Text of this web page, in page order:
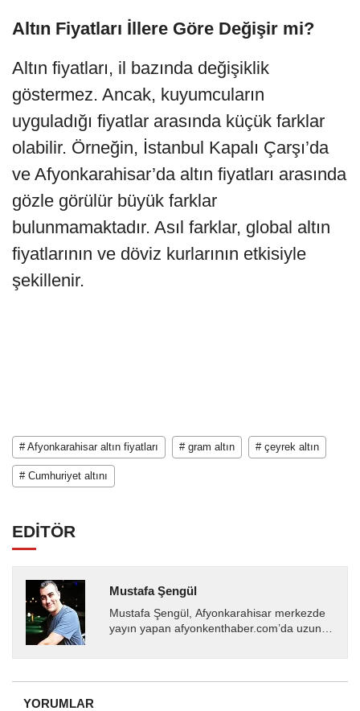
Altın Fiyatları İllere Göre Değişir mi?
Altın fiyatları, il bazında değişiklik
göstermez. Ancak, kuyumcuların
uyguladığı fiyatlar arasında küçük farklar
olabilir. Örneğin, İstanbul Kapalı Çarşı’da
ve Afyonkarahisar’da altın fiyatları arasında
gözle görülür büyük farklar
bulunmamaktadır. Asıl farklar, global altın
fiyatlarının ve döviz kurlarının etkisiyle
şekillenir.
# Afyonkarahisar altın fiyatları # gram altın # çeyrek altın
# Cumhuriyet altını
EDİTÖR
Mustafa Şengül
Mustafa Şengül, Afyonkarahisar merkezde
yayın yapan afyonkenthaber.com’da uzun
almakta, haber akışı...
YORUMLAR